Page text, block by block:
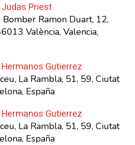
Judas Priest
Ramon Duart, 12,
València, Valencia,
Hermanos Gutierrez
La Rambla, 51, 59, Ciutat
España
Hermanos Gutierrez
La Rambla, 51, 59, Ciutat
España